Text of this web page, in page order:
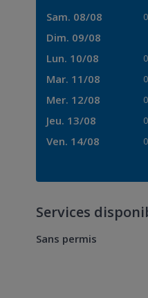
Sam. 08/08
Dim. 09/08
Lun. 10/08
Mar. 11/08
Mer. 12/08
Jeu. 13/08
Ven. 14/08
Services
Sans permis